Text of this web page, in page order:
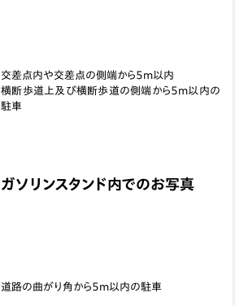
交差点内や交差点の側端から5m以内
横断歩道上及び横断歩道の側端から5m以内の
駐車
ガソリンスタンド内でのお写真
道路の曲がり角から5m以内の駐車